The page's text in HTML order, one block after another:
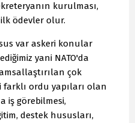
kurulması,
ilk ödevler olur.
var askeri konular
yani NATO'da
çok
ordu yapıları olan
iş görebilmesi,
destek hususları,